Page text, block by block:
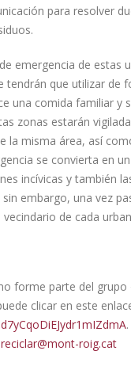
para resolver
emergencia de estas
que utilizar de
una comida familiar y
zonas estarán
misma área, así
se convierta en
incívicas y también
embargo, una vez
de cada
forme parte del
clicar en este
roig.cat